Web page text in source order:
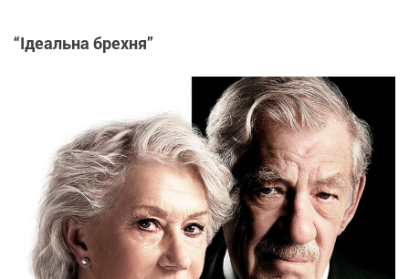
“Ідеальна брехня”